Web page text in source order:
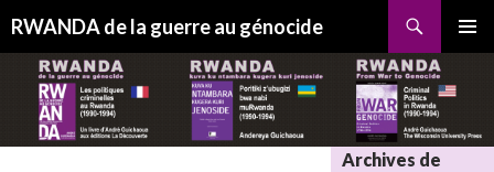
RWANDA de la guerre au génocide
CONTENU
Archives de